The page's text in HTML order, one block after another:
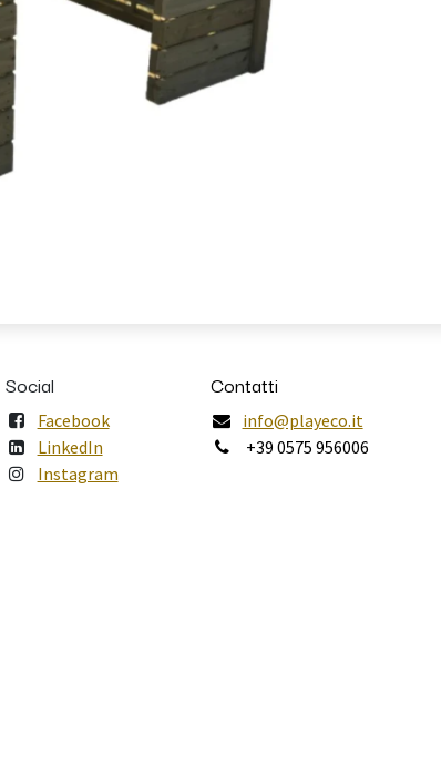
Social
Facebook
LinkedIn
Instagram
Contatti
info@playeco.it
+39 0575 956006